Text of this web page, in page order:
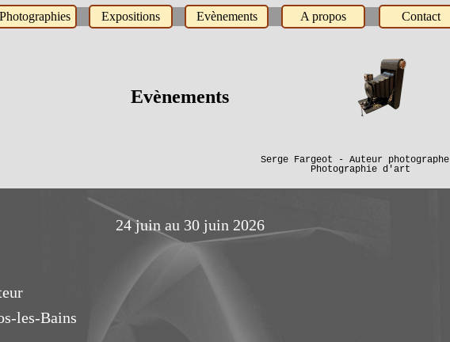
Expositions A propos
Evènements
Photographies Contact
Evènements
les-Bains
24 juin au 30 juin 2026
Serge Fargeot - Auteur photographe
Photographie d'art